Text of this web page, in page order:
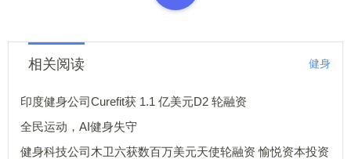
相关阅读 健身
印度健身公司Curefit获 1.1 亿美元D2 轮融资
全民运动，AI健身失守
健身科技公司木卫六获数百万美元天使轮融资 愉悦资本投资